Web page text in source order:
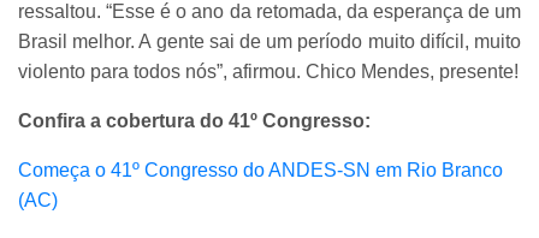
ressaltou. “Esse é o ano da retomada, da esperança de um
Brasil melhor. A gente sai de um período muito difícil, muito
violento para todos nós”, afirmou. Chico Mendes, presente!
Confira a cobertura do 41º Congresso:
Começa o 41º Congresso do ANDES-SN em Rio Branco
(AC)